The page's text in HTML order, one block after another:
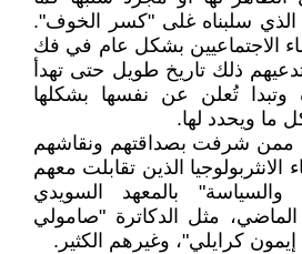
سلبناه غلى "كسر الخوف".
الاجتماعيين بشكل عام في فك
ذلك تاريخ طويل حتى تهدأ
وتبدا تُعلن عن نفسها بشكلها
ما ويحدد لها.
ممن شرفت بصداقتهم ونقاشهم
الذين تقابلت معهم
بالمعهد السويدي
الماضي، مثل الدكاترة "صامولي
كرايلي"، وغيرهم الكثير.